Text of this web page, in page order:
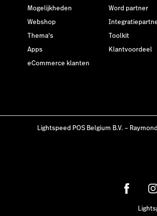
Mogelijkheden
Webshop
Thema's
Apps
eCommerce klanten
Word partner
Toolkit
Klantvoordeel
Lightspeed POS Belgium B.V. –